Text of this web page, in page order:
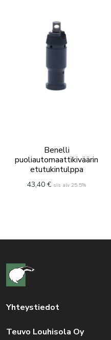
Benelli
puoliautomaattikiväärin
etutukintulppa
43,40 € sis alv 25.5%
Yhteystiedot
Teuvo Louhisola Oy